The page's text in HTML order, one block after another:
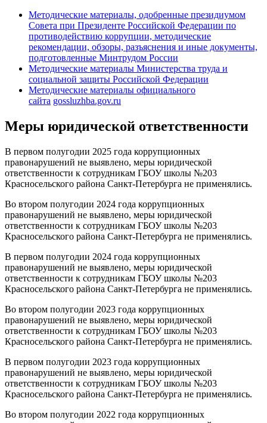
Методические материалы, одобренные президиумом
Совета при Президенте Российской Федерации по
противодействию коррупции, методические
рекомендации, обзоры, разъяснения и иные документы,
подготовленные Минтрудом России
Методические материалы Министерства труда и
социальной защиты Российской Федерации
Методические материалы официального
сайта gossluzhba.gov.ru
Меры юридической ответственности
В первом полугодии 2025 года коррупционных
правонарушений не выявлено, меры юридической
ответственности к сотрудникам ГБОУ школы №203
Красносельского района Санкт-Петербурга не применялись.
Во втором полугодии 2024 года коррупционных
правонарушений не выявлено, меры юридической
ответственности к сотрудникам ГБОУ школы №203
Красносельского района Санкт-Петербурга не применялись.
В первом полугодии 2024 года коррупционных
правонарушений не выявлено, меры юридической
ответственности к сотрудникам ГБОУ школы №203
Красносельского района Санкт-Петербурга не применялись.
Во втором полугодии 2023 года коррупционных
правонарушений не выявлено, меры юридической
ответственности к сотрудникам ГБОУ школы №203
Красносельского района Санкт-Петербурга не применялись.
В первом полугодии 2023 года коррупционных
правонарушений не выявлено, меры юридической
ответственности к сотрудникам ГБОУ школы №203
Красносельского района Санкт-Петербурга не применялись.
Во втором полугодии 2022 года коррупционных